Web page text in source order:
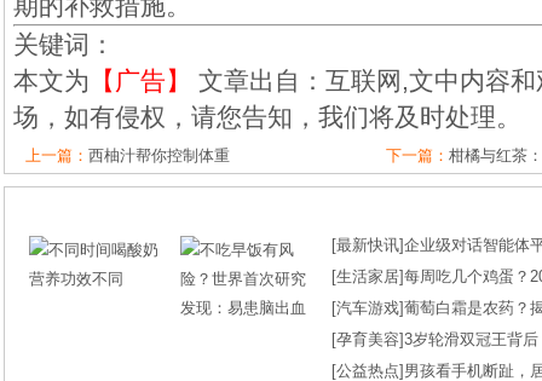
关键词：
本文为 【广告】
文章出自：互联网,文中内容
场，如有侵权，请您告知，我们将及时处理。
上一篇： 西柚汁帮你控制体重 下一篇： 柑橘与红茶
[最新快讯]企业级对话智能体
[生活家居]每周吃几个鸡蛋？
[汽车游戏]葡萄白霜是农药？
[孕育美容]3岁轮滑双冠王背
[公益热点] 男孩看手机断趾，